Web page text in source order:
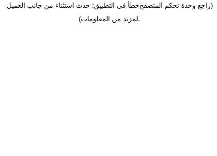
خطأ في التطبيق: حدث استثناء من جانب العميل(راجع وحدة تحكم المتصفح
لمزيد من المعلومات).